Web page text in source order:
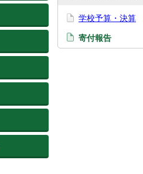
学校予算・決算
寄付報告